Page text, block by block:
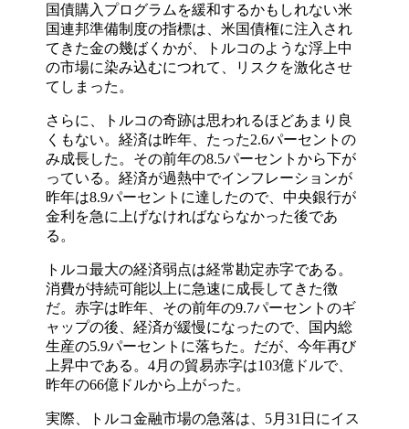
国債購入プログラムを緩和するかもしれない米
国連邦準備制度の指標は、米国債権に注入され
てきた金の幾ばくかが、トルコのような浮上中
の市場に染み込むにつれて、リスクを激化させ
てしまった。
さらに、トルコの奇跡は思われるほどあまり良
くもない。経済は昨年、たった2.6パーセントの
み成長した。その前年の8.5パーセントから下が
っている。経済が過熱中でインフレーションが
昨年は8.9パーセントに達したので、中央銀行が
金利を急に上げなければならなかった後であ
る。
トルコ最大の経済弱点は経常勘定赤字である。
消費が持続可能以上に急速に成長してきた徴
だ。赤字は昨年、その前年の9.7パーセントのギ
ャップの後、経済が緩慢になったので、国内総
生産の5.9パーセントに落ちた。だが、今年再び
上昇中である。4月の貿易赤字は103億ドルで、
昨年の66億ドルから上がった。
実際、トルコ金融市場の急落は、5月31日にイス